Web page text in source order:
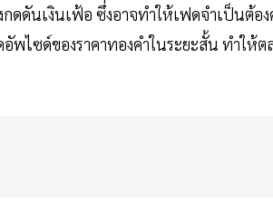
ดดันเงินเฟ้อ ซึ่งอาจทำให้เฟดจำเป็นต้อ
พไซด์ของราคาทองคำในระยะสั้น ทำให้